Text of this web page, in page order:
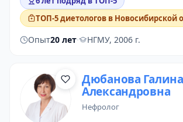
ТОП-5 диетологов в Новосибирской
Опыт20 лет· НГМУ, 2006 г.
Дюбанова Галина
Александровна
нефролог